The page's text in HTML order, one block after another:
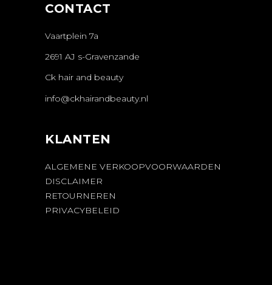
CONTACT
Vaartplein 7a
2691 AJ s-Gravenzande
Ck hair and beauty
info@ckhairandbeauty.nl
KLANTEN
ALGEMENE VERKOOPVOORWAARDEN
DISCLAIMER
RETOURNEREN
PRIVACYBELEID